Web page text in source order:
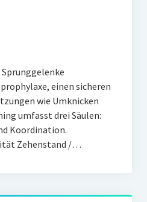
einen sicheren
wie Umknicken
umfasst drei Säulen:
Koordination.
Zehenstand /…